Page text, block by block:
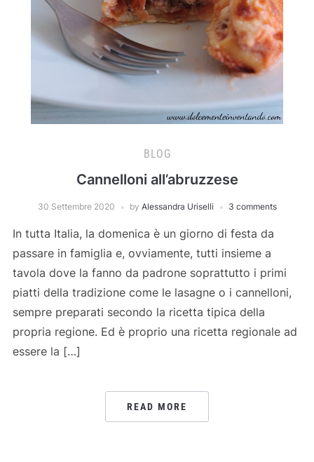
BLOG
Cannelloni all’abruzzese
30 Settembre 2020 by Alessandra Uriselli 3 comments
In tutta Italia, la domenica è un giorno di festa da
passare in famiglia e, ovviamente, tutti insieme a
tavola dove la fanno da padrone soprattutto i primi
piatti della tradizione come le lasagne o i cannelloni,
sempre preparati secondo la ricetta tipica della
propria regione. Ed è proprio una ricetta regionale ad
essere la […]
READ MORE